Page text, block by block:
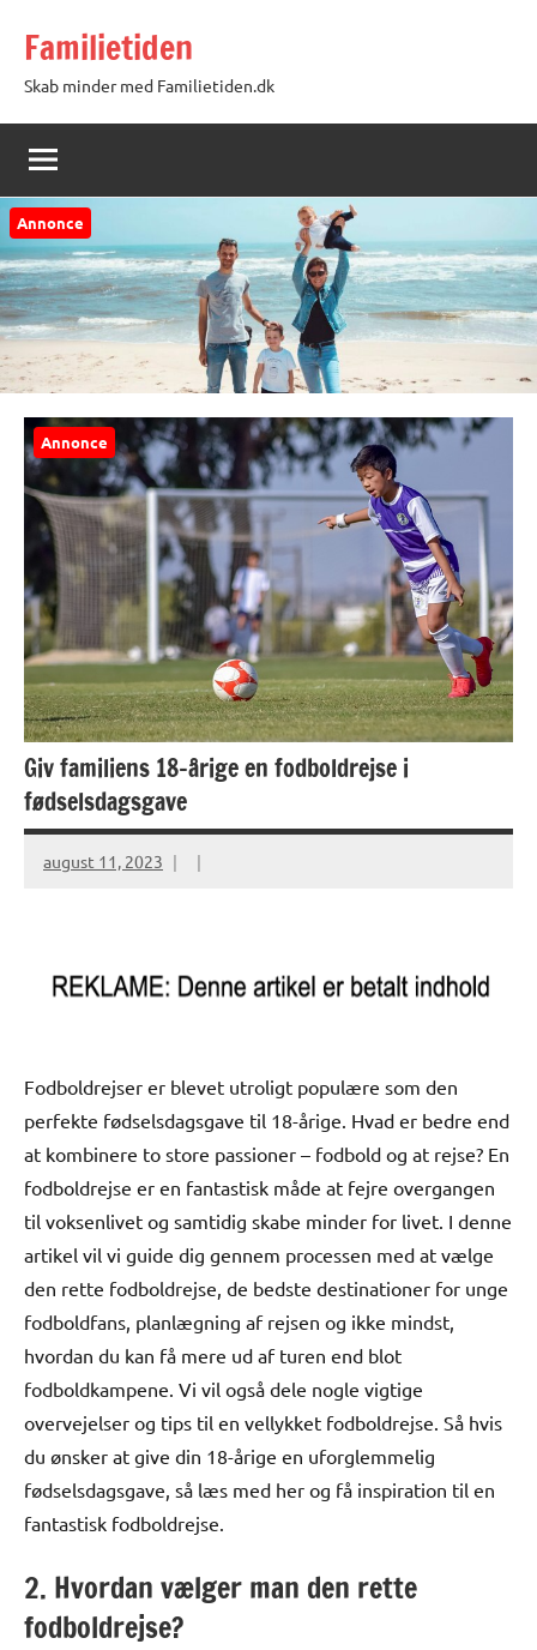
indhold
Familietiden
Skab minder med Familietiden.dk
Annonce
Annonce
Giv familiens 18-årige en fodboldrejse i
fødselsdagsgave
august 11, 2023
Fodboldrejser er blevet utroligt populære som den
perfekte fødselsdagsgave til 18-årige. Hvad er bedre end
at kombinere to store passioner – fodbold og at rejse? En
fodboldrejse er en fantastisk måde at fejre overgangen
til voksenlivet og samtidig skabe minder for livet. I denne
artikel vil vi guide dig gennem processen med at vælge
den rette fodboldrejse, de bedste destinationer for unge
fodboldfans, planlægning af rejsen og ikke mindst,
hvordan du kan få mere ud af turen end blot
fodboldkampene. Vi vil også dele nogle vigtige
overvejelser og tips til en vellykket fodboldrejse. Så hvis
du ønsker at give din 18-årige en uforglemmelig
fødselsdagsgave, så læs med her og få inspiration til en
fantastisk fodboldrejse.
2. Hvordan vælger man den rette
fodboldrejse?